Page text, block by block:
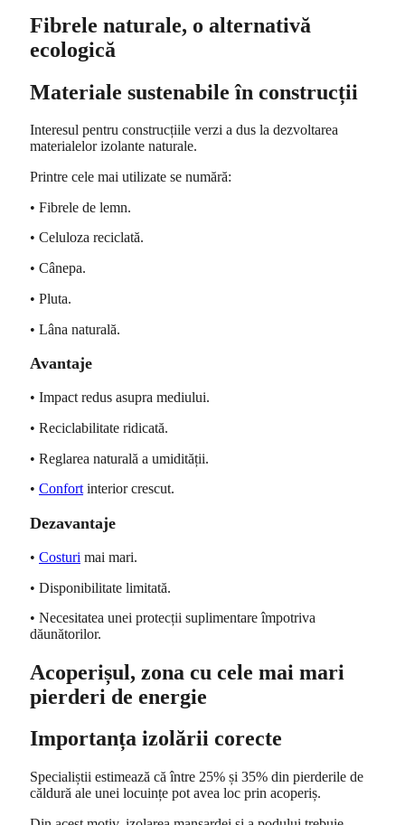
Fibrele naturale, o alternativă
ecologică
Materiale sustenabile în construcții
Interesul pentru construcțiile verzi a dus la dezvoltarea
materialelor izolante naturale.
Printre cele mai utilizate se numără:
• Fibrele de lemn.
• Celuloza reciclată.
• Cânepa.
• Pluta.
• Lâna naturală.
Avantaje
• Impact redus asupra mediului.
• Reciclabilitate ridicată.
• Reglarea naturală a umidității.
• Confort interior crescut.
Dezavantaje
• Costuri mai mari.
• Disponibilitate limitată.
• Necesitatea unei protecții suplimentare împotriva
dăunătorilor.
Acoperișul, zona cu cele mai mari
pierderi de energie
Importanța izolării corecte
Specialiștii estimează că între 25% și 35% din pierderile de
căldură ale unei locuințe pot avea loc prin acoperiș.